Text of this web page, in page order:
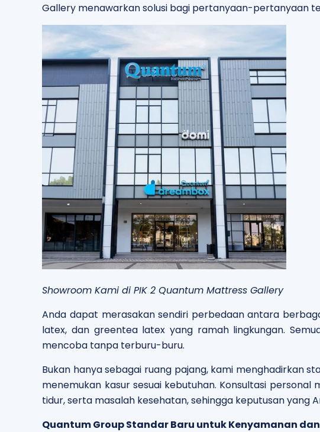
Gallery menawarkan solusi bagi pertanyaan-pertanyaan
Showroom Kami di PIK 2 Quantum Mattress Gallery
Anda dapat merasakan sendiri perbedaan antara
latex, dan greentea latex yang ramah lingkungan.
mencoba tanpa terburu-buru.
Bukan hanya sebagai ruang pajang, kami menghadirkan
menemukan kasur sesuai kebutuhan. Konsultasi
tidur, serta masalah kesehatan, sehingga keputusan yang
Quantum Group Standar Baru untuk Kenyamanan